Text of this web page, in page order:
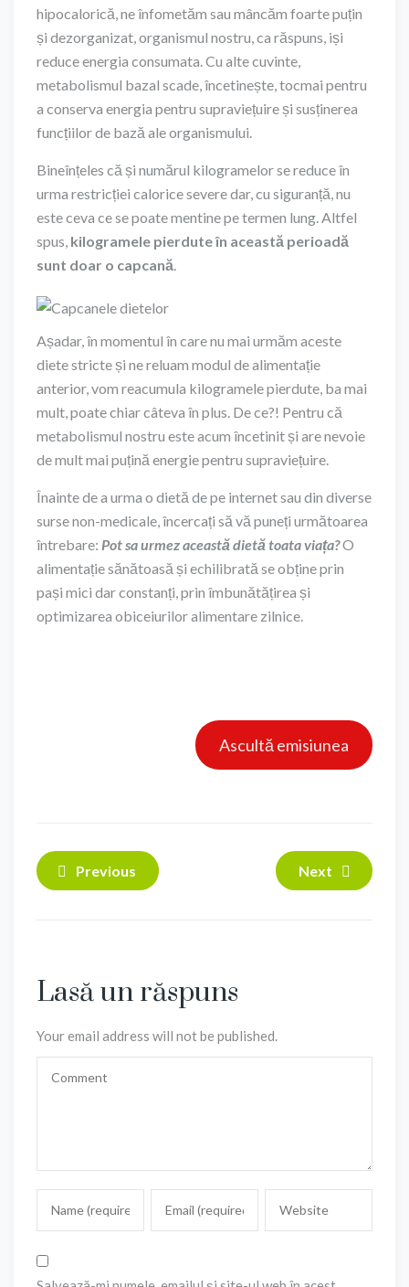
hipocalorică, ne înfometăm sau mâncăm foarte puțin
și dezorganizat, organismul nostru, ca răspuns, iși
reduce energia consumata. Cu alte cuvinte,
metabolismul bazal scade, încetinește, tocmai pentru
a conserva energia pentru supraviețuire și susținerea
funcțiilor de bază ale organismului.
Bineînțeles că și numărul kilogramelor se reduce în
urma restricției calorice severe dar, cu siguranță, nu
este ceva ce se poate mentine pe termen lung. Altfel
spus, kilogramele pierdute în această perioadă
sunt doar o capcană.
Așadar, în momentul în care nu mai urmăm aceste
diete stricte și ne reluam modul de alimentație
anterior, vom reacumula kilogramele pierdute, ba mai
mult, poate chiar câteva în plus. De ce?! Pentru că
metabolismul nostru este acum încetinit și are nevoie
de mult mai puțină energie pentru supraviețuire.
Înainte de a urma o dietă de pe internet sau din diverse
surse non-medicale, încercați să vă puneți următoarea
întrebare: Pot sa urmez această dietă toata viața?O
alimentație sănătoasă și echilibrată se obține prin
pași mici dar constanți, prin îmbunătățirea și
optimizarea obiceiurilor alimentare zilnice.
Ascultă emisiunea
Previous Next
Lasă un răspuns
Your email address will not be published.